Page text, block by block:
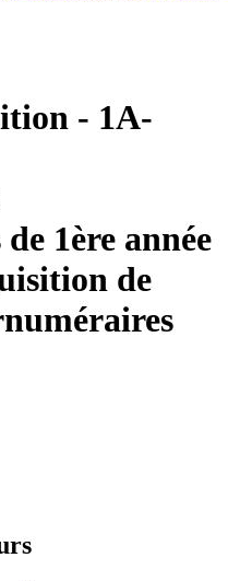
- 1A-
1ère année
de